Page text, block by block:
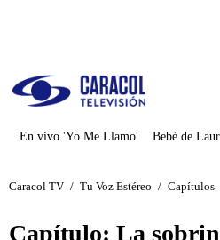
En vivo 'Yo Me Llamo' Bebé de
Caracol TV / Tu Voz Estéreo / Capítulos
Capítulo: La